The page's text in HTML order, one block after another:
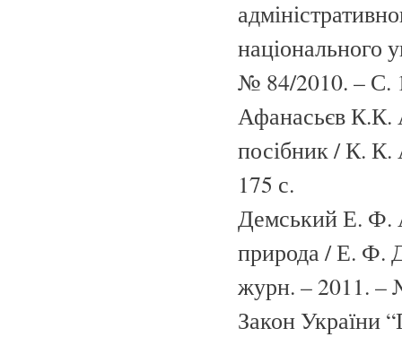
національного
№ 84/2010. – С.
Афанасьєв К.К.
посібник / К.
175 с.
Демський Е. Ф.
природа / Е. Ф.
журн. – 2011. –
Закон України